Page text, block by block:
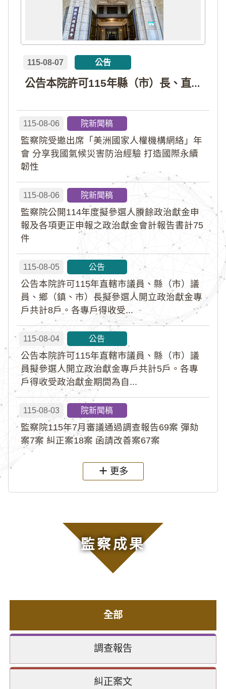
公告本院許可115年縣（市）長、直轄市議員、縣（市）議員擬參選人開立政治獻金專戶共計4戶。各專戶得收受政治獻金期間為自專戶許可設立日起至115年11月27日止，專戶名冊詳如附件。
115-08-07 公告
115-08-06 院新聞稿
監察院受邀出席「美洲國家人權機構網絡」年
會 分享我國氣候災害防治經驗 打造國際永續
韌性
115-08-06 院新聞稿
監察院公開114年度擬參選人賸餘政治獻金申
報及各項更正申報之政治獻金會計報告書計75
件
115-08-05 公告
公告本院許可115年直轄市議員、縣（市）議
員、鄉（鎮、市）長擬參選人開立政治獻金專
戶共計8戶。各專戶得收受...
115-08-04 公告
公告本院許可115年直轄市議員、縣（市）議
員擬參選人開立政治獻金專戶共計5戶。各專
戶得收受政治獻金期間為自...
115-08-03 院新聞稿
監察院115年7月審議通過調查報告69案 彈劾
案7案 糾正案18案 函請改善案67案
更多
監察成果
全部
調查報告
糾正案文